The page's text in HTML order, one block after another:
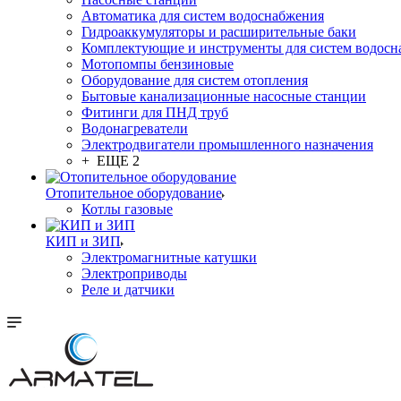
Автоматика для систем водоснабжения
Гидроаккумуляторы и расширительные баки
Комплектующие и инструменты для систем
Мотопомпы бензиновые
Оборудование для систем отопления
Бытовые канализационные насосные станции
Фитинги для ПНД труб
Водонагреватели
Электродвигатели промышленного назначения
+ ЕЩЕ 2
Отопительное оборудование
Котлы газовые
КИП и ЗИП
Электромагнитные катушки
Электроприводы
Реле и датчики